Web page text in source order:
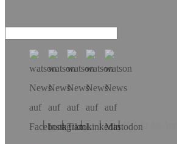
Hol dir die App!